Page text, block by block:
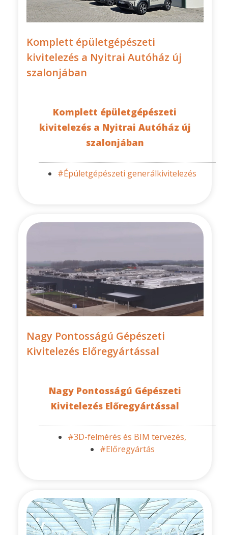
Komplett épületgépészeti
kivitelezés a Nyitrai Autóház új
szalonjában
Komplett épületgépészeti
kivitelezés a Nyitrai Autóház új
szalonjában
#Épületgépészeti generálkivitelezés
Nagy Pontosságú Gépészeti
Kivitelezés Előregyártással
Nagy Pontosságú Gépészeti
Kivitelezés Előregyártással
#3D-felmérés és BIM tervezés,
#Előregyártás